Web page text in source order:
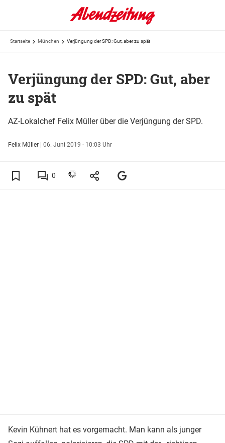
Startseite München Verjüngung der SPD: Gut, aber zu spät
Verjüngung der SPD: Gut, aber
zu spät
AZ-Lokalchef Felix Müller über die Verjüngung der SPD.
Felix Müller | 06. Juni 2019 - 10:03 Uhr
0
Kevin Kühnert hat es vorgemacht. Man kann als junger